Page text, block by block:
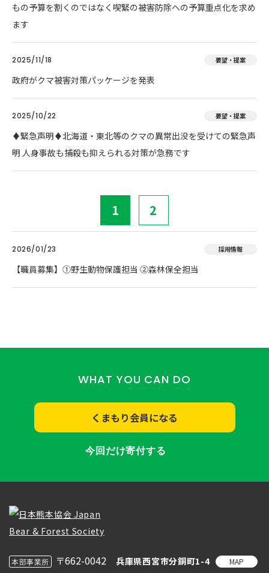
もの予算を割くのではなく喫緊の被害防除への予算重点化を求め
ます
2025/11/18 要望・提案
政府がクマ被害対策パッケージを発表
2025/10/22 要望・提案
♦️緊急声明♦️北海道・東北等のクマの異常出没を受けての緊急声
明 人身事故も捕殺も抑えられる対策が急務です
1 2
2026/01/23 採用情報
【職員募集】①野生動物保護担当 ②森林保全担当
WHAT YOU CAN DO
くまもり会員になる
今回だけ寄付する
本部事業所 〒662-0042 兵庫県西宮市分銅町1-4 MAP